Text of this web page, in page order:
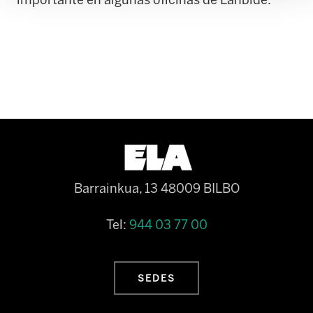
Barrainkua, 13 48009 BILBO
Tel: 944 03 77 00
SEDES